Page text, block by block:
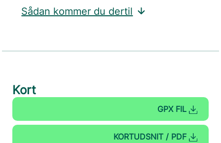
Sådan kommer du dertil
Kort
GPX FIL
KORTUDSNIT / PDF